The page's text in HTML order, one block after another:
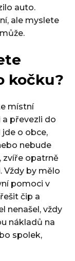
auto.
ale myslete
kočku?
místní
převezli do
o obce,
nebude
zvíře opatrně
Vždy by mělo
pomoci v
čip a
nenašel, vždy
nákladů na
spolek,